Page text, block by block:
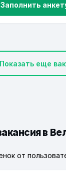
Заполнить
Показать еще
в
от